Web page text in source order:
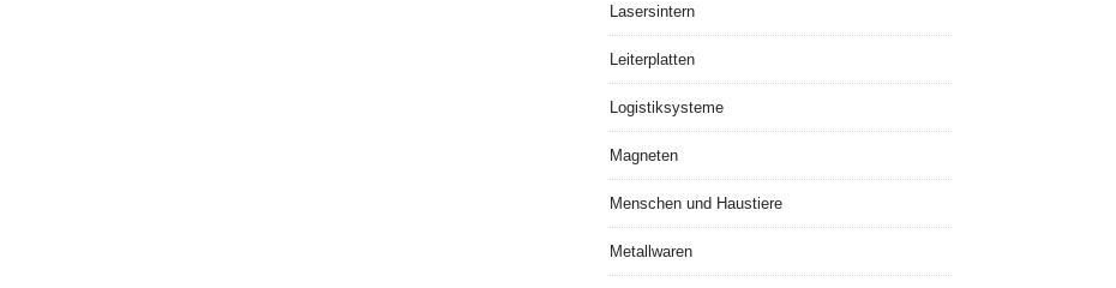
Lasersintern
Leiterplatten
Logistiksysteme
Magneten
Menschen und Haustiere
Metallwaren